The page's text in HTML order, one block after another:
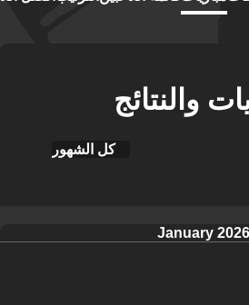
والنتائج
كل الشهور
January 2026